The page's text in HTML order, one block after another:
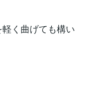
く曲げても構い